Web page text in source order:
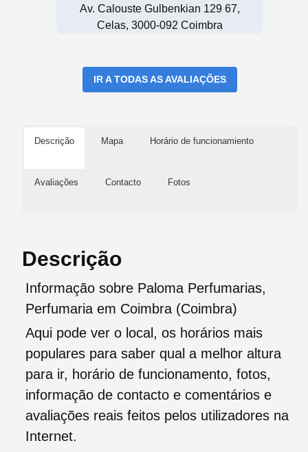
Av. Calouste Gulbenkian 129 67,
Celas, 3000-092 Coimbra
IR A TODAS AS AVALIAÇÕES
Descrição Mapa Horário de funcionamiento
Avaliações Contacto Fotos
Descrição
Informação sobre Paloma Perfumarias,
Perfumaria em Coimbra (Coimbra)
Aqui pode ver o local, os horários mais
populares para saber qual a melhor altura
para ir, horário de funcionamento, fotos,
informação de contacto e comentários e
avaliações reais feitos pelos utilizadores na
Internet.